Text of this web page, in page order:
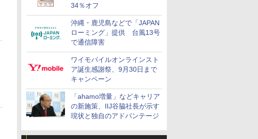
34％オフ
沖縄・鹿児島などで「JAPAN
ローミング」提供 台風13号
で通信障害
ワイモバイルオンラインスト
ア誕生感謝祭、9月30日まで
キャンペーン
「ahamo増量」などキャリア
の新施策、IIJ谷脇社長が示す
現状と独自のアドバンテージ